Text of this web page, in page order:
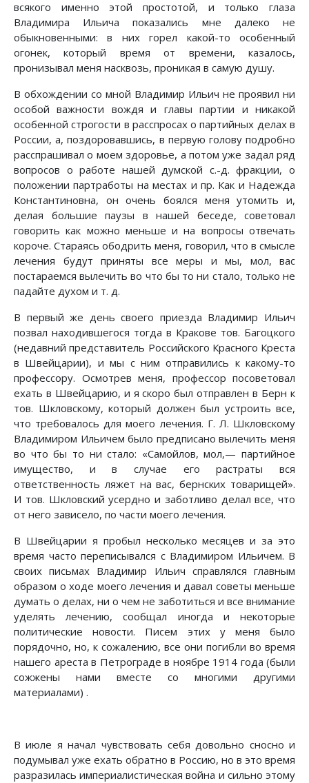
всякого именно этой простотой, и только глаза
Владимира Ильича показались мне далеко не
обыкновенными: в них горел какой-то особенный
огонек, который время от времени, казалось,
пронизывал меня насквозь, проникая в самую душу.
В обхождении со мной Владимир Ильич не проявил ни
особой важности вождя и главы партии и никакой
особенной строгости в расспросах о партийных делах в
России, а, поздоровавшись, в первую голову подробно
расспрашивал о моем здоровье, а потом уже задал ряд
вопросов о работе нашей думской с.-д. фракции, о
положении партработы на местах и пр. Как и Надежда
Константиновна, он очень боялся меня утомить и,
делая большие паузы в нашей беседе, советовал
говорить как можно меньше и на вопросы отвечать
короче. Стараясь ободрить меня, говорил, что в смысле
лечения будут приняты все меры и мы, мол, вас
постараемся вылечить во что бы то ни стало, только не
падайте духом и т. д.
В первый же день своего приезда Владимир Ильич
позвал находившегося тогда в Кракове тов. Багоцкого
(недавний представитель Российского Красного Креста
в Швейцарии), и мы с ним отправились к какому-то
профессору. Осмотрев меня, профессор посоветовал
ехать в Швейцарию, и я скоро был отправлен в Берн к
тов. Шкловскому, который должен был устроить все,
что требовалось для моего лечения. Г. Л. Шкловскому
Владимиром Ильичем было предписано вылечить меня
во что бы то ни стало: «Самойлов, мол,— партийное
имущество, и в случае его растраты вся
ответственность ляжет на вас, бернских товарищей».
И тов. Шкловский усердно и заботливо делал все, что
от него зависело, по части моего лечения.
В Швейцарии я пробыл несколько месяцев и за это
время часто переписывался с Владимиром Ильичем. В
своих письмах Владимир Ильич справлялся главным
образом о ходе моего лечения и давал советы меньше
думать о делах, ни о чем не заботиться и все внимание
уделять лечению, сообщал иногда и некоторые
политические новости. Писем этих у меня было
порядочно, но, к сожалению, все они погибли во время
нашего ареста в Петрограде в ноябре 1914 года (были
сожжены нами вместе со многими другими
материалами) .
В июле я начал чувствовать себя довольно сносно и
подумывал уже ехать обратно в Россию, но в это время
разразилась империалистическая война и сильно этому